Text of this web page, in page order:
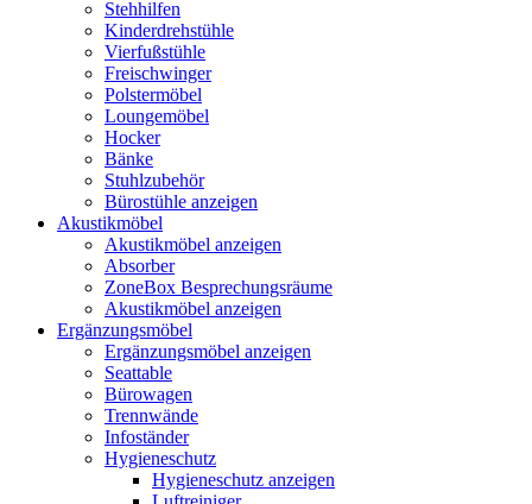
Stehhilfen
Kinderdrehstühle
Vierfußstühle
Freischwinger
Polstermöbel
Loungemöbel
Hocker
Bänke
Stuhlzubehör
Bürostühle anzeigen
Akustikmöbel
Akustikmöbel anzeigen
Absorber
ZoneBox Besprechungsräume
Akustikmöbel anzeigen
Ergänzungsmöbel
Ergänzungsmöbel anzeigen
Seattable
Bürowagen
Trennwände
Infoständer
Hygieneschutz
Hygieneschutz anzeigen